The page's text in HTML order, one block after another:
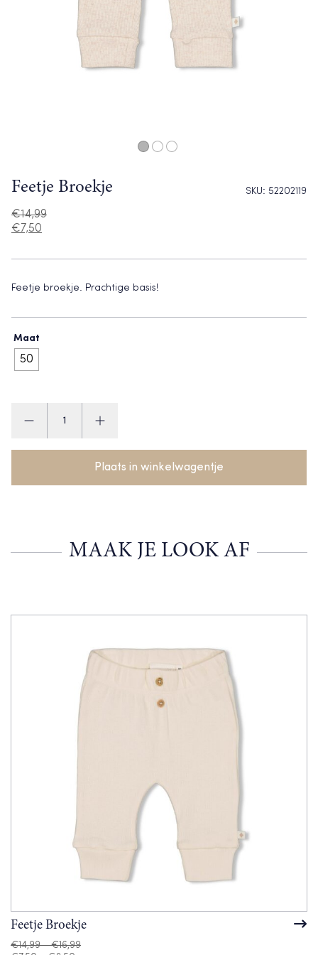
Feetje Broekje SKU: 52202119
€14,99
€7,50
Feetje broekje. Prachtige basis!
Maat
50
Broekje
Plaats in winkelwagentje
MAAK JE LOOK AF
Feetje Broekje
€14,99 - €16,99Prijsklasse: